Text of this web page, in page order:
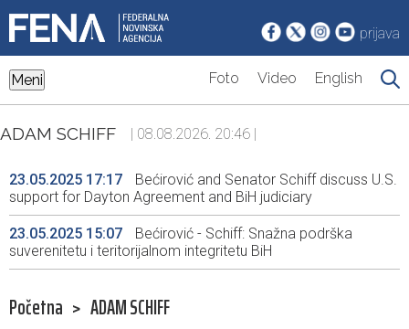
prijava
Meni Foto Video English
ADAM SCHIFF | 08.08.2026. 20:46 |
23.05.2025 17:17
Bećirović and Senator Schiff discuss U.S.
support for Dayton Agreement and BiH judiciary
23.05.2025 15:07
Bećirović - Schiff: Snažna podrška
suverenitetu i teritorijalnom integritetu BiH
Početna > ADAM SCHIFF